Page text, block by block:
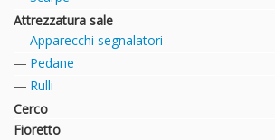
Attrezzatura sale
Apparecchi segnalatori
Pedane
Rulli
Cerco
Fioretto